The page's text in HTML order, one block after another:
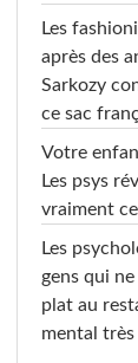
Les
après des
Sarkozy
ce sac
Votre
Les psys
vraiment
Les
gens qui
plat au
mental